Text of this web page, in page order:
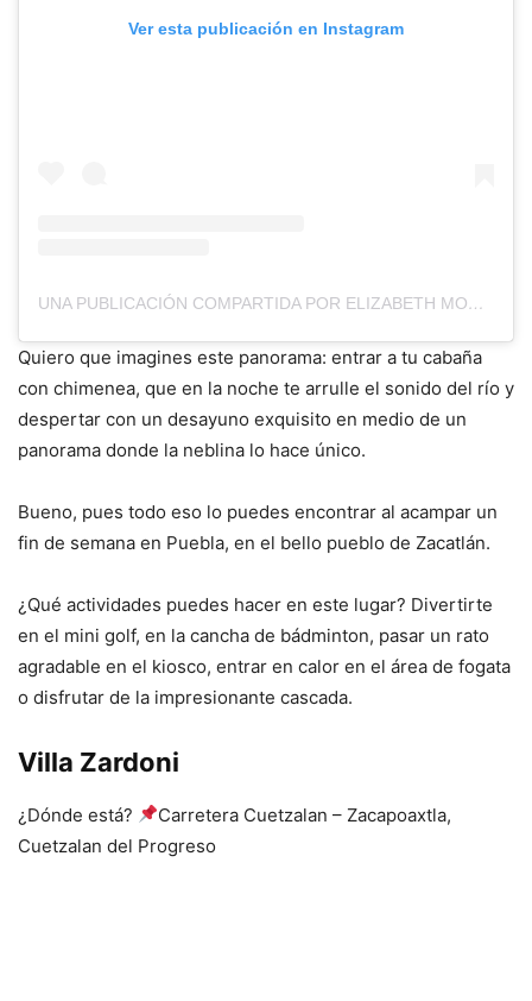
Ver esta publicación en Instagram
UNA PUBLICACIÓN COMPARTIDA POR ELIZABETH MONDRAGÓN (@ELI_MONDRAGONN)
Quiero que imagines este panorama: entrar a tu cabaña
con chimenea, que en la noche te arrulle el sonido del río y
despertar con un desayuno exquisito en medio de un
panorama donde la neblina lo hace único.
Bueno, pues todo eso lo puedes encontrar al acampar un
fin de semana en Puebla, en el bello pueblo de Zacatlán.
¿Qué actividades puedes hacer en este lugar? Divertirte
en el mini golf, en la cancha de bádminton, pasar un rato
agradable en el kiosco, entrar en calor en el área de fogata
o disfrutar de la impresionante cascada.
Villa Zardoni
¿Dónde está?
Carretera Cuetzalan – Zacapoaxtla,
Cuetzalan del Progreso